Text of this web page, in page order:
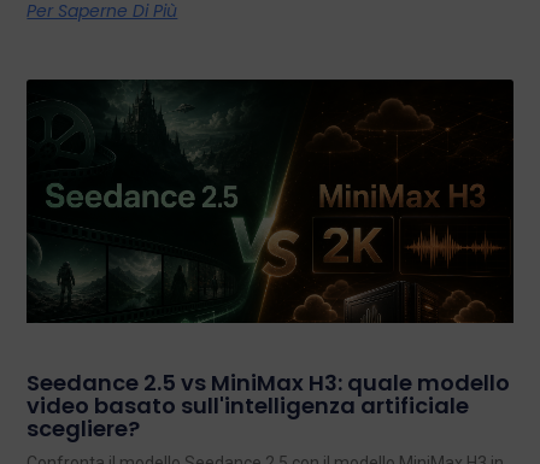
Per Saperne Di Più
Seedance 2.5 vs MiniMax H3: quale modello
video basato sull'intelligenza artificiale
scegliere?